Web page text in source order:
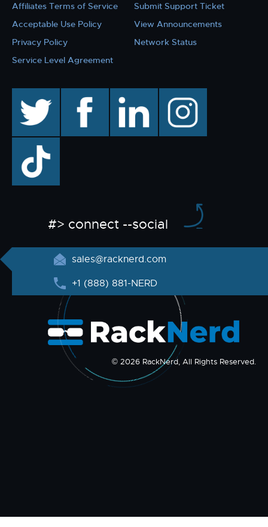
Affiliates Terms of Service
Acceptable Use Policy
Privacy Policy
Service Level Agreement
Submit Support Ticket
View Announcements
Network Status
facebook linkedin instagram
TikTok
#> connect --social
sales@racknerd.com
+1 (888) 881-NERD
© 2026 RackNerd, All Rights Reserved.